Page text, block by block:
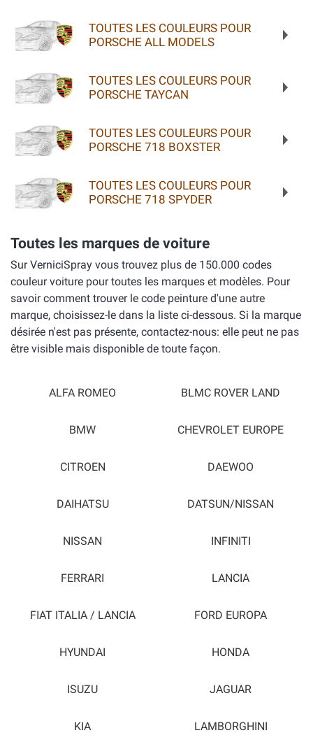
TOUTES LES COULEURS POUR
PORSCHE ALL MODELS
TOUTES LES COULEURS POUR
PORSCHE TAYCAN
TOUTES LES COULEURS POUR
PORSCHE 718 BOXSTER
TOUTES LES COULEURS POUR
PORSCHE 718 SPYDER
Toutes les marques de voiture
Sur VerniciSpray vous trouvez plus de 150.000 codes
couleur voiture pour toutes les marques et modèles. Pour
savoir comment trouver le code peinture d'une autre
marque, choisissez-le dans la liste ci-dessous. Si la marque
désirée n'est pas présente, contactez-nous: elle peut ne pas
être visible mais disponible de toute façon.
ALFA ROMEO BLMC ROVER LAND
BMW CHEVROLET EUROPE
CITROEN DAEWOO
DAIHATSU DATSUN/NISSAN
NISSAN INFINITI
FERRARI LANCIA
FIAT ITALIA / LANCIA FORD EUROPA
HYUNDAI HONDA
ISUZU JAGUAR
KIA LAMBORGHINI